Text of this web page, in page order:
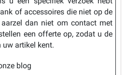
of accessoires die niet op de
dan niet om contact met
een offerte op, zodat u de
uw artikel kent.
blog